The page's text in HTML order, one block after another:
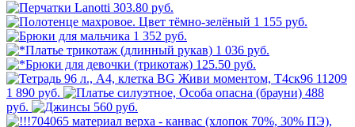
303.80 руб.
1 155 руб.
1 352 руб.
1 036 руб.
125.50 руб.
1 890 руб.
488
руб.
560 руб.